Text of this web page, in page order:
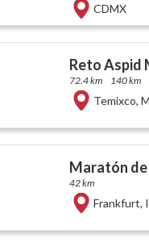
CDMX
Reto Aspid
72.4 km 140 km
Temixco,
Maratón
42 km
Frankfurt,